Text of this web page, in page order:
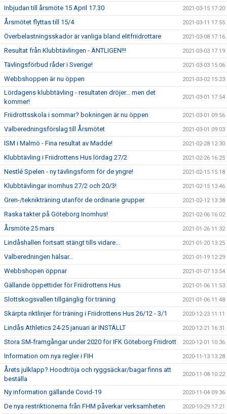
Inbjudan till årsmöte 15 April 17.30 2021-03-15 17:20
Årsmötet flyttas till 15/4 2021-03-11 17:55
Överbelastningsskador är vanliga bland elitfriidrottare 2021-03-08 17:16
Resultat från Klubbtävlingen - ÄNTLIGEN!!! 2021-03-03 17:19
Tävlingsförbud råder i Sverige! 2021-03-03 15:06
Webbshoppen är nu öppen 2021-03-02 15:23
Lördagens klubbtävling - resultaten dröjer... men det
kommer!
2021-03-01 17:54
Friidrottsskola i sommar? bokningen är nu öppen 2021-03-01 09:56
Valberedningsförslag till Årsmötet 2021-03-01 09:03
ISM i Malmö - Fina resultat av Madde! 2021-02-28 12:30
Klubbtävling i Friidrottens Hus lördag 27/2 2021-02-26 16:25
Nestlé Spelen - ny tävlingsform för de yngre! 2021-02-15 15:18
Klubbtävlingar inomhus 27/2 och 20/3! 2021-02-15 13:46
Gren-/teknikträning utanför de ordinarie grupper 2021-02-12 13:38
Raska takter på Göteborg Inomhus! 2021-02-06 16:02
Årsmöte 25 mars 2021-01-26 11:32
Lindåshallen fortsatt stängt tills vidare... 2021-01-20 13:25
Valberedningen hälsar... 2021-01-19 12:29
Webbshopen öppnar 2021-01-07 13:54
Gällande öppettider för Friidrottens Hus 2021-01-06 11:53
Slottskogsvallen tillgänglig för träning 2021-01-06 11:48
Skärpta riktlinjer för träning i Friidrottens Hus 26/12 - 3/1 2020-12-23 11:11
Lindås Athletics 24-25 januari är INSTÄLLT 2020-12-21 16:31
Stora SM-framgångar under 2020 för IFK Göteborg Friidrott 2020-12-01 10:36
Information om nya regler i FIH 2020-11-13 13:28
Årets julklapp? Hoodtröja och ryggsäckar/bagar finns att
beställa
2020-11-08 10:22
Ny information gällande Covid-19 2020-11-04 09:36
De nya restriktionerna från FHM påverkar verksamheten 2020-10-29 17:21